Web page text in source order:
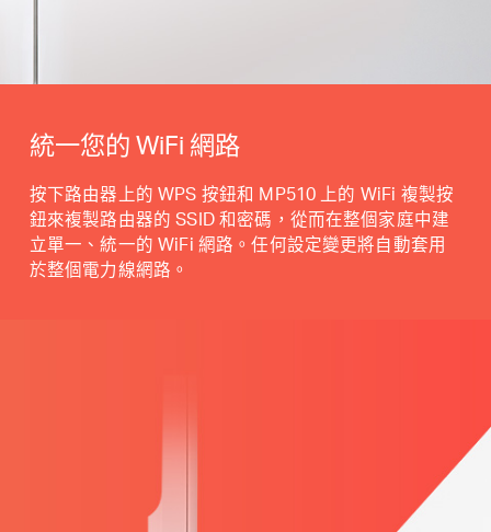
統一您的 WiFi 網路
按下路由器上的 WPS 按鈕和 MP510 上的 WiFi 複製按
鈕來複製路由器的 SSID 和密碼，從而在整個家庭中建
立單一、統一的 WiFi 網路。任何設定變更將自動套用
於整個電力線網路。